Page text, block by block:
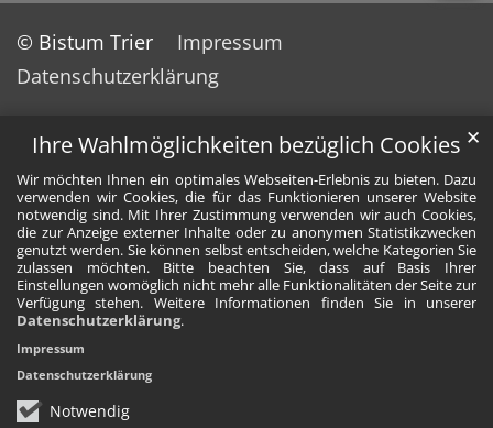
Ihre Wahlmöglichkeiten bezüglich Cookies
Wir möchten Ihnen ein optimales Webseiten-Erlebnis zu bieten. Dazu
verwenden wir Cookies, die für das Funktionieren unserer Website
notwendig sind. Mit Ihrer Zustimmung verwenden wir auch Cookies,
die zur Anzeige externer Inhalte oder zu anonymen Statistikzwecken
genutzt werden. Sie können selbst entscheiden, welche Kategorien Sie
zulassen möchten. Bitte beachten Sie, dass auf Basis Ihrer
Einstellungen womöglich nicht mehr alle Funktionalitäten der Seite zur
Verfügung stehen. Weitere Informationen finden Sie in unserer
Datenschutzerklärung.
Notwendig
✕
Impressum
Datenschutzerklärung
© Bistum Trier
Impressum
Datenschutzerklärung